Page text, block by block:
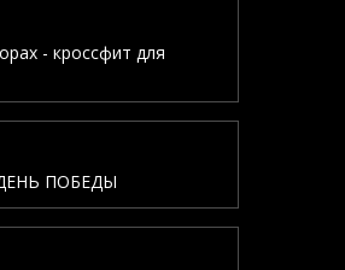
- кроссфит для
ПОБЕДЫ